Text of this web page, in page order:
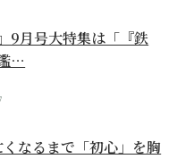
9月号大特集は「『鉄
…
くなるまで「初心」を胸